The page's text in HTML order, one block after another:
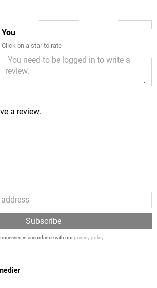
You
Click on a star to rate
a review.
Subscribe
in accordance with ourprivacy policy.